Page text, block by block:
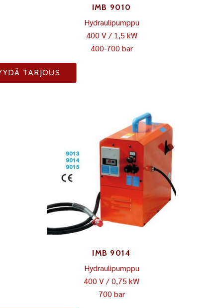
IMB 9010
Hydraulipumppu
400 V / 1,5 kW
400-700 bar
TARJOUS
IMB 9014
Hydraulipumppu
400 V / 0,75 kW
700 bar